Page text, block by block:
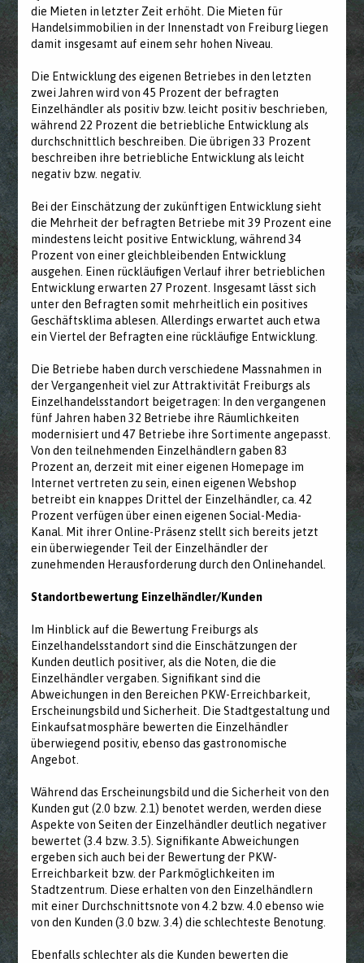
die Mieten in letzter Zeit erhöht. Die Mieten für
Handelsimmobilien in der Innenstadt von Freiburg liegen
damit insgesamt auf einem sehr hohen Niveau.
Die Entwicklung des eigenen Betriebes in den letzten
zwei Jahren wird von 45 Prozent der befragten
Einzelhändler als positiv bzw. leicht positiv beschrieben,
während 22 Prozent die betriebliche Entwicklung als
durchschnittlich beschreiben. Die übrigen 33 Prozent
beschreiben ihre betriebliche Entwicklung als leicht
negativ bzw. negativ.
Bei der Einschätzung der zukünftigen Entwicklung sieht
die Mehrheit der befragten Betriebe mit 39 Prozent eine
mindestens leicht positive Entwicklung, während 34
Prozent von einer gleichbleibenden Entwicklung
ausgehen. Einen rückläufigen Verlauf ihrer betrieblichen
Entwicklung erwarten 27 Prozent. Insgesamt lässt sich
unter den Befragten somit mehrheitlich ein positives
Geschäftsklima ablesen. Allerdings erwartet auch etwa
ein Viertel der Befragten eine rückläufige Entwicklung.
Die Betriebe haben durch verschiedene Massnahmen in
der Vergangenheit viel zur Attraktivität Freiburgs als
Einzelhandelsstandort beigetragen: In den vergangenen
fünf Jahren haben 32 Betriebe ihre Räumlichkeiten
modernisiert und 47 Betriebe ihre Sortimente angepasst.
Von den teilnehmenden Einzelhändlern gaben 83
Prozent an, derzeit mit einer eigenen Homepage im
Internet vertreten zu sein, einen eigenen Webshop
betreibt ein knappes Drittel der Einzelhändler, ca. 42
Prozent verfügen über einen eigenen Social-Media-
Kanal. Mit ihrer Online-Präsenz stellt sich bereits jetzt
ein überwiegender Teil der Einzelhändler der
zunehmenden Herausforderung durch den Onlinehandel.
Standortbewertung Einzelhändler/Kunden
Im Hinblick auf die Bewertung Freiburgs als
Einzelhandelsstandort sind die Einschätzungen der
Kunden deutlich positiver, als die Noten, die die
Einzelhändler vergaben. Signifikant sind die
Abweichungen in den Bereichen PKW-Erreichbarkeit,
Erscheinungsbild und Sicherheit. Die Stadtgestaltung und
Einkaufsatmosphäre bewerten die Einzelhändler
überwiegend positiv, ebenso das gastronomische
Angebot.
Während das Erscheinungsbild und die Sicherheit von den
Kunden gut (2.0 bzw. 2.1) benotet werden, werden diese
Aspekte von Seiten der Einzelhändler deutlich negativer
bewertet (3.4 bzw. 3.5). Signifikante Abweichungen
ergeben sich auch bei der Bewertung der PKW-
Erreichbarkeit bzw. der Parkmöglichkeiten im
Stadtzentrum. Diese erhalten von den Einzelhändlern
mit einer Durchschnittsnote von 4.2 bzw. 4.0 ebenso wie
von den Kunden (3.0 bzw. 3.4) die schlechteste Benotung.
Ebenfalls schlechter als die Kunden bewerten die